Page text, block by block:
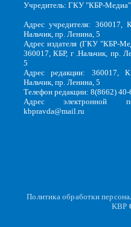
Учредитель: ГКУ "КБР-Медиа"
Адрес учредителя: 360017,
Нальчик, пр. Ленина, 5
Адрес издателя (ГКУ "КБР-
360017, КБР, г .Нальчик, пр.
5
Адрес редакции: 360017,
Нальчик, пр. Ленина, 5
Телефон редакции: 8(8662)
Адрес электронной
kbpravda@mail.ru
Политика обработки
KBP